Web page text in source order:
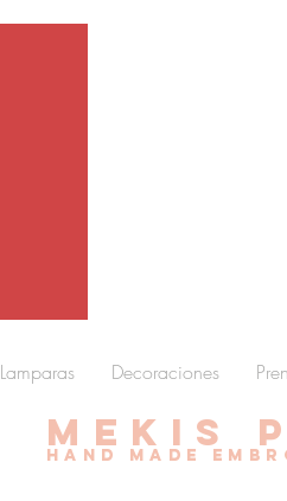
Lamparas Decoraciones
Hand made
mekis